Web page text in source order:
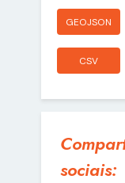
GEOJSON
CSV
sociais: